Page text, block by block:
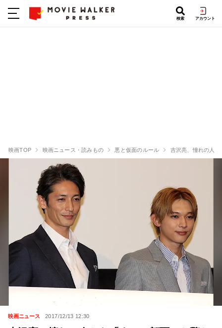
検索 アカウント
映画TOP 映画ニュース・読みもの 悪と仮面のルール 吉沢亮、憧れの人
映画ニュース 2017/12/13 12:30